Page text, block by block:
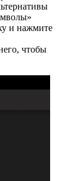
и нажмите
чтобы